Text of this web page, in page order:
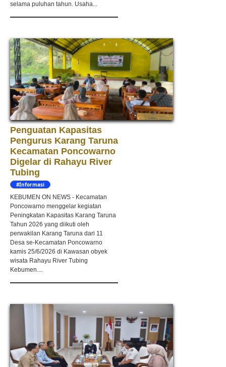
selama puluhan tahun. Usaha...
Penguatan Kapasitas
Pengurus Karang Taruna
Kecamatan Poncowarno
Digelar di Rahayu River
Tubing
#Informasi
KEBUMEN ON NEWS - Kecamatan
Poncowarno menggelar kegiatan
Peningkatan Kapasitas Karang Taruna
Tahun 2026 yang diikuti oleh
perwakilan Karang Taruna dari 11
Desa se-Kecamatan Poncowarno
kamis 25/6/2026 di Kawasan obyek
wisata Rahayu River Tubing
Kebumen....